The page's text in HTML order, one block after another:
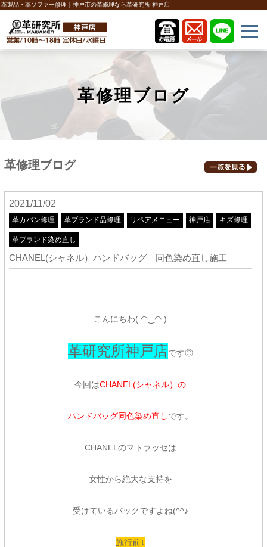
革製品・革ソファー修理｜神戸市の革修理なら革研究所 神戸店
革修理ブログ
革修理ブログ
2021/11/02
革カバン修理 革ブランド品修理 リペアメニュー 神戸店 キズ修理
革ブランド染め直し
CHANEL(シャネル）ハンドバッグ 同色染め直し施工
こんにちわ( ◠‿◠ )
革研究所神戸店です◎
今回はCHANEL(シャネル）の
ハンドバッグ同色染め直しです。
CHANELのマトラッセは
女性から絶大な支持を
受けているバックですよね(^^♪
施行前↓